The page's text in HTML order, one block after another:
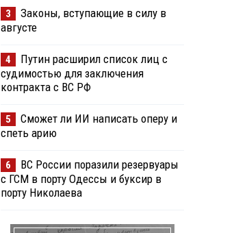
3
Законы, вступающие в силу в
августе
4
Путин расширил список лиц с
судимостью для заключения
контракта с ВС РФ
5
Сможет ли ИИ написать оперу и
спеть арию
6
ВС России поразили резервуары
с ГСМ в порту Одессы и буксир в
порту Николаева